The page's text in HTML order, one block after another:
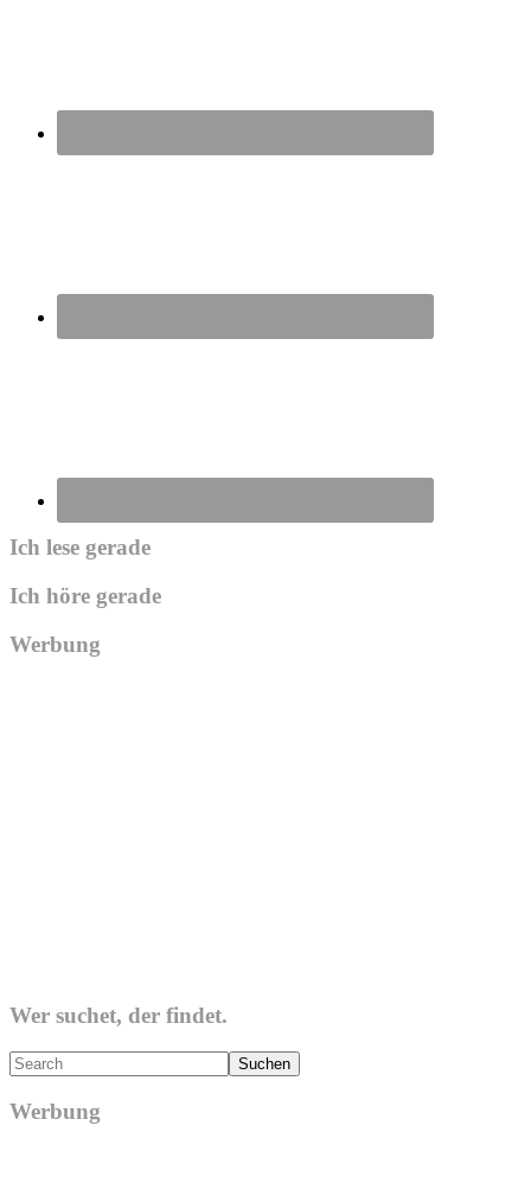
Ich lese gerade
Ich höre gerade
Werbung
Wer suchet, der findet.
Search
Werbung